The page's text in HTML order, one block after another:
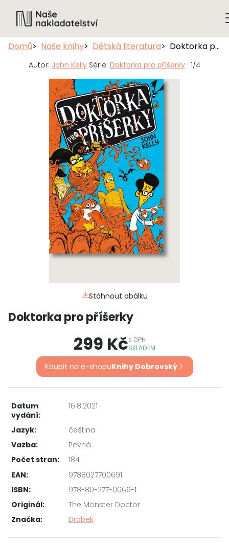
Domů Naše knihy Dětská literatura Doktorka pro příšerky
Autor: John Kelly Série: Doktorka pro příšerky · 1/4
Stáhnout obálku
Doktorka pro příšerky
299 Kčs DPH
SKLADEM
Koupit na e-shopuKnihy Dobrovský
Datum
vydání:
16.8.2021
Jazyk:
čeština
Vazba:
Pevná
Počet stran:
184
EAN:
9788027700691
ISBN:
978-80-277-0069-1
Originál:
The Monster Doctor
Značka:
Drobek